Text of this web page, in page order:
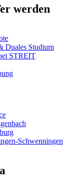
werden
Duales Studium
STREIT
Schwenningen